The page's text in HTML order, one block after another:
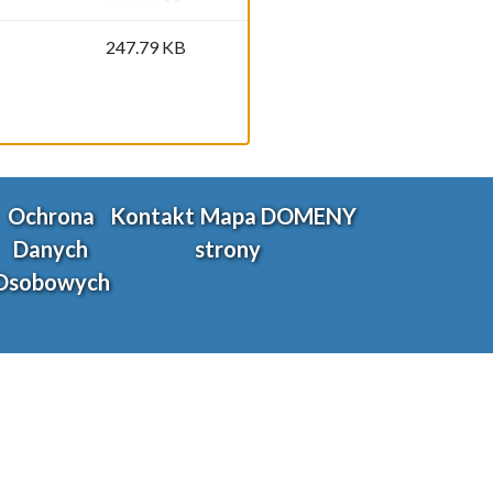
247.79 KB
Ochrona
Danych
Kontakt Mapa
strony
DOMENY